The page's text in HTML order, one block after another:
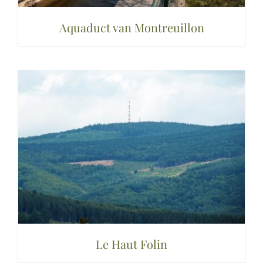
Aquaduct van Montreuillon
Le Haut Folin